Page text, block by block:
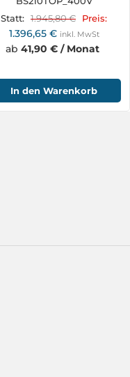
Statt: 1.945,80€ Preis:
1.396,65 € inkl. MwSt
ab 41,90 € / Monat
In den Warenkorb